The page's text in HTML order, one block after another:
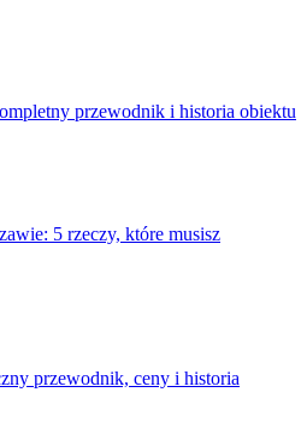
przewodnik i historia obiektu
5 rzeczy, które musisz
przewodnik, ceny i historia